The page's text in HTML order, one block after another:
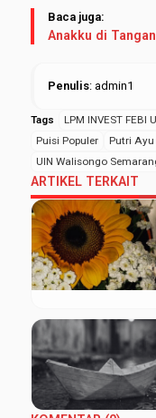
Baca juga:
Anakku di
Penulis: admin1
Tags LPM INVEST FEBI
Puisi Populer
Putri
UIN Walisongo
ARTIKEL TERKAIT